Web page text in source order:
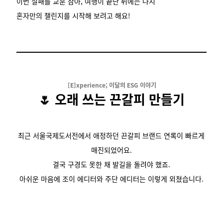
혼자만의 챌린지를 시작해 보려고 해요!
[E]xperience; 이달의 ESG 이야기
🌷 오래 쓰는 끈갈피 만들기
최근 서울국제도서전에서 애정하던 끈갈피 브랜드 연록이 빠르게
매진되었어요.
결국 구경도 못한 채 발길을 돌려야 했죠.
아쉬운 마음에 조이 에디터와 주단 에디터는 이렇게 외쳤습니다.